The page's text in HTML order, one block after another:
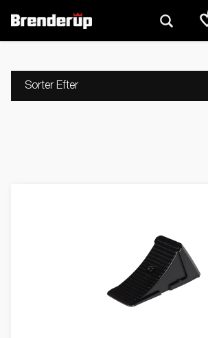
Sorter Efter